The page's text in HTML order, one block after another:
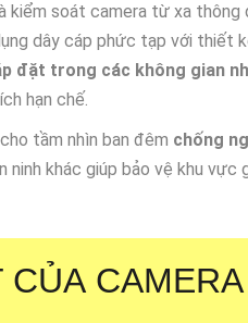
kiểm soát camera từ xa thông
dây cáp phức tạp với thiết
đặt trong các không gian
hạn chế.
tầm nhìn ban đêm chống
ninh khác giúp bảo vệ khu vực
CỦA